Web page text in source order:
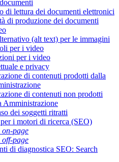
di lettura dei documenti elettronici
di produzione dei documenti
(alt text) per le immagini
per i video
per i video
e privacy
di contenuti prodotti dalla
di contenuti non prodotti
Amministrazione
dei soggetti ritratti
i motori di ricerca (SEO)
on-page
off-page
di diagnostica SEO: Search